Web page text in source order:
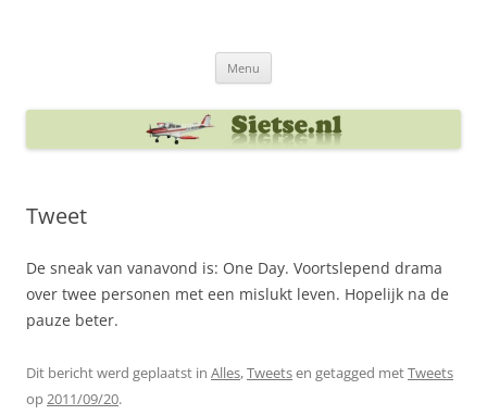
Menu
Tweet
De sneak van vanavond is: One Day. Voortslepend drama
over twee personen met een mislukt leven. Hopelijk na de
pauze beter.
Dit bericht werd geplaatst in Alles,Tweetsen getagged metTweets
op2011/09/20.